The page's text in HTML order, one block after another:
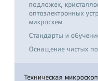
подложек,
оптоэлектронных
микросхем
Стандарты и
Оснащение чистых
Техническая